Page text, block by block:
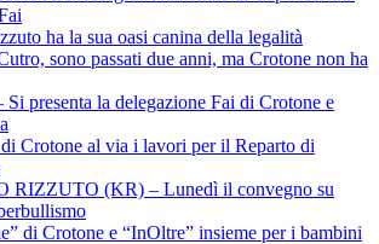
ha la sua oasi canina della legalità
sono passati due anni, ma Crotone non ha
presenta la delegazione Fai di Crotone e
Crotone al via i lavori per il Reparto di
RIZZUTO (KR) – Lunedì il convegno su
di Crotone e “InOltre” insieme per i bambini